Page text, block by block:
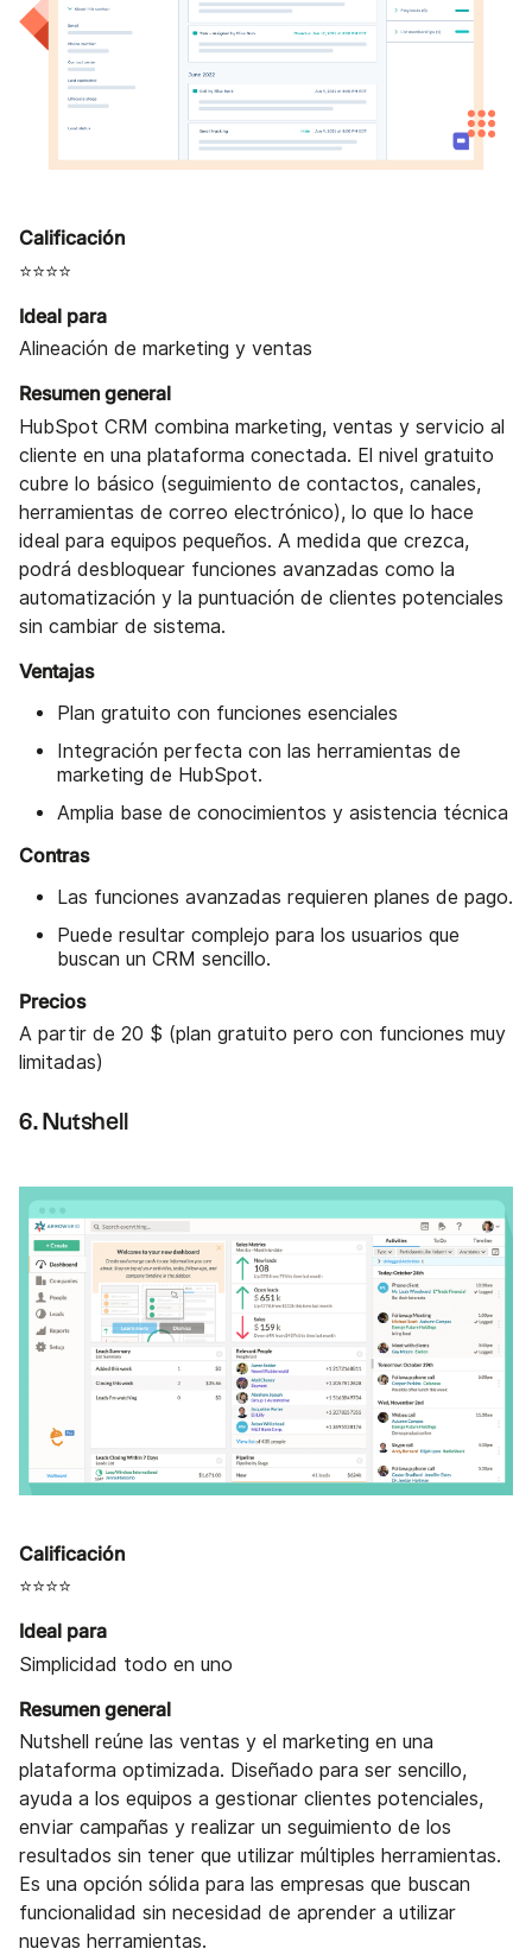
Calificación
⭐⭐⭐⭐
Ideal para
Alineación de marketing y ventas
Resumen general
HubSpot CRM combina marketing, ventas y servicio al
cliente en una plataforma conectada. El nivel gratuito
cubre lo básico (seguimiento de contactos, canales,
herramientas de correo electrónico), lo que lo hace
ideal para equipos pequeños. A medida que crezca,
podrá desbloquear funciones avanzadas como la
automatización y la puntuación de clientes potenciales
sin cambiar de sistema.
Ventajas
Plan gratuito con funciones esenciales
Integración perfecta con las herramientas de
marketing de HubSpot.
Amplia base de conocimientos y asistencia técnica
Contras
Las funciones avanzadas requieren planes de pago.
Puede resultar complejo para los usuarios que
buscan un CRM sencillo.
Precios
A partir de 20 $ (plan gratuito pero con funciones muy
limitadas)
6. Nutshell
Calificación
⭐⭐⭐⭐
Ideal para
Simplicidad todo en uno
Resumen general
Nutshell reúne las ventas y el marketing en una
plataforma optimizada. Diseñado para ser sencillo,
ayuda a los equipos a gestionar clientes potenciales,
enviar campañas y realizar un seguimiento de los
resultados sin tener que utilizar múltiples herramientas.
Es una opción sólida para las empresas que buscan
funcionalidad sin necesidad de aprender a utilizar
nuevas herramientas.